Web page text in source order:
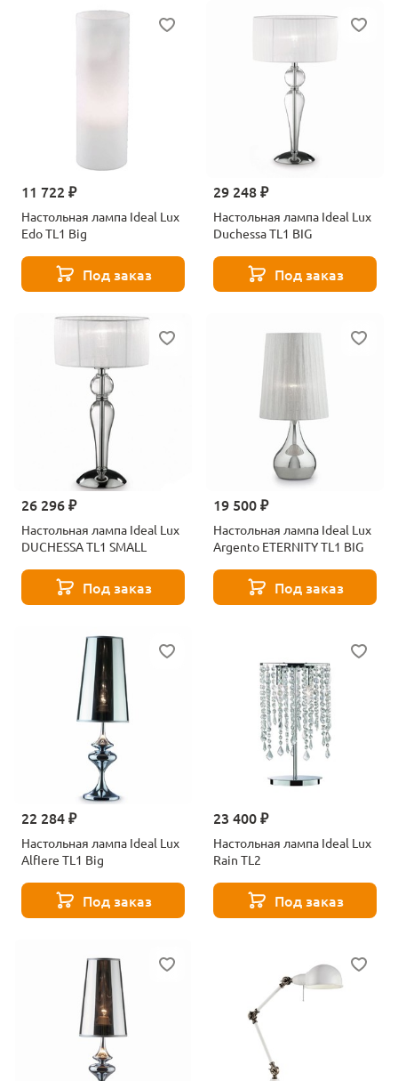
11 722 ₽
Настольная лампа Ideal Lux
Edo TL1 Big
Под заказ
29 248 ₽
Настольная лампа Ideal Lux
Duchessa TL1 BIG
Под заказ
26 296 ₽
Настольная лампа Ideal Lux
DUCHESSA TL1 SMALL
Под заказ
19 500 ₽
Настольная лампа Ideal Lux
Argento ETERNITY TL1 BIG
Под заказ
22 284 ₽
Настольная лампа Ideal Lux
AlfIere TL1 Big
Под заказ
23 400 ₽
Настольная лампа Ideal Lux
Rain TL2
Под заказ